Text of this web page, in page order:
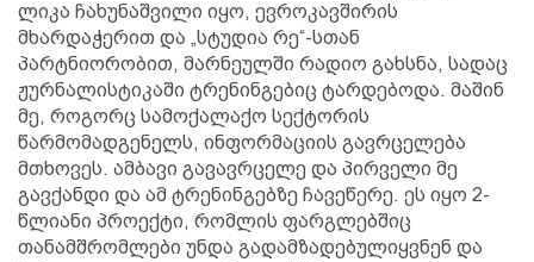
ლიკა ჩახუნაშვილი იყო, ევროკავშირის
მხარდაჭერით და „სტუდია რე“-სთან
პარტნიორობით, მარნეულში რადიო გახსნა, სადაც
ჟურნალისტიკაში ტრენინგებიც ტარდებოდა. მაშინ
მე, როგორც სამოქალაქო სექტორის
წარმომადგენელს, ინფორმაციის გავრცელება
მთხოვეს. ამბავი გავავრცელე და პირველი მე
გავქანდი და ამ ტრენინგებზე ჩავეწერე. ეს იყო 2-
წლიანი პროექტი, რომლის ფარგლებშიც
თანამშრომლები უნდა გადამზადებულიყვნენ და